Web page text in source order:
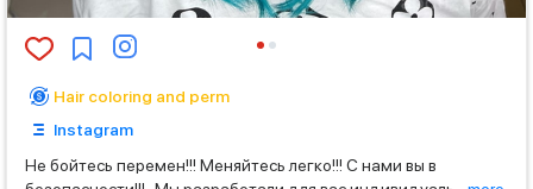
Hair coloring and perm
Instagram
Не бойтесь перемен!!! Меняйтесь легко!!! С нами вы в